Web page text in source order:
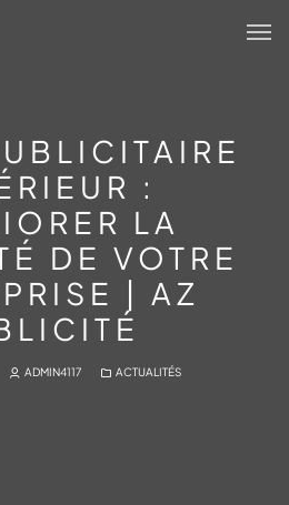
:
LA
DE VOTRE
| AZ
ADMIN4117 ACTUALITÉS